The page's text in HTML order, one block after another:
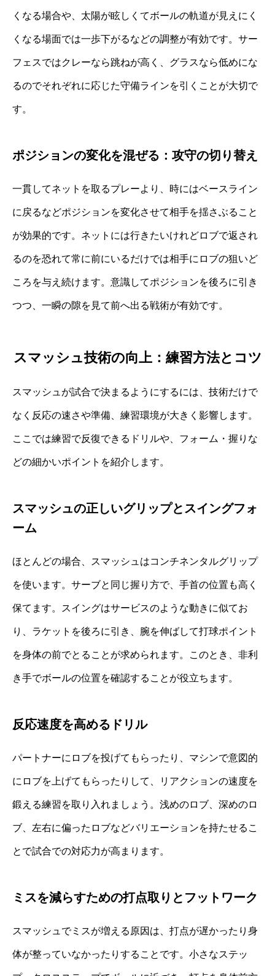
くなる場合や、太陽が眩しくてボールの軌道が見えにく
くなる場面では一歩下がるなどの調整が有効です。サー
フェスではクレーなら跳ねが高く、グラスなら低めにな
るのでそれぞれに応じた守備ラインを引くことが大切で
す。
ポジションの変化を混ぜる：攻守の切り替え
一貫してネットを取るプレーより、時にはベースライン
に戻るなどポジションを変化させて相手を揺さぶること
が効果的です。ネットには行きたいけれどロブで返され
るのを恐れて常に前にいるだけでは相手にロブの狙いど
ころを与え続けます。意識してポジションを後ろに引き
つつ、一瞬の隙を見て前へ出る戦術が有効です。
スマッシュ技術の向上：練習方法とコツ
スマッシュが試合で決まるようにするには、技術だけで
なく反応の速さや準備、練習環境が大きく影響します。
ここでは練習で反復できるドリルや、フォーム・握りな
どの細かいポイントを紹介します。
スマッシュの正しいグリップとスイングフォ
ーム
ほとんどの場合、スマッシュはコンチネンタルグリップ
を使います。サーブと同じ握り方で、手首の位置も高く
保てます。スイングはサービスのような動きに似てお
り、ラケットを後ろに引き、腕を伸ばして打球ポイント
を身体の前でとることが求められます。このとき、非利
き手でボールの位置を確認することが役立ちます。
反応速度を高めるドリル
パートナーにロブを投げてもらったり、マシンで意図的
にロブを上げてもらったりして、リアクションの速度を
鍛える練習を取り入れましょう。浅めのロブ、深めのロ
ブ、左右に偏ったロブなどバリエーションを持たせるこ
とで試合での対応力が高まります。
ミスを減らすための打点取りとフットワーク
スマッシュでミスが増える原因は、打点が遅かったり身
体が整っていなかったりすることです。小さなステッ